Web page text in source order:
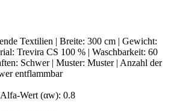
Textilien | Breite: 300 cm | Gewicht:
Trevira CS 100 % | Waschbarkeit: 60
Schwer | Muster: Muster | Anzahl der
entflammbar
Wert (αw): 0.8